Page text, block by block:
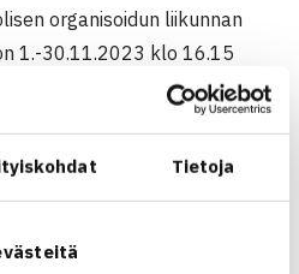
Tietoja
organisoidun liikunnan
1.-30.11.2023 klo 16.15
hakemiseen ministeriön sivuilla
järjestää yhteistyössä
Valtakunnallinen hakuinfo on